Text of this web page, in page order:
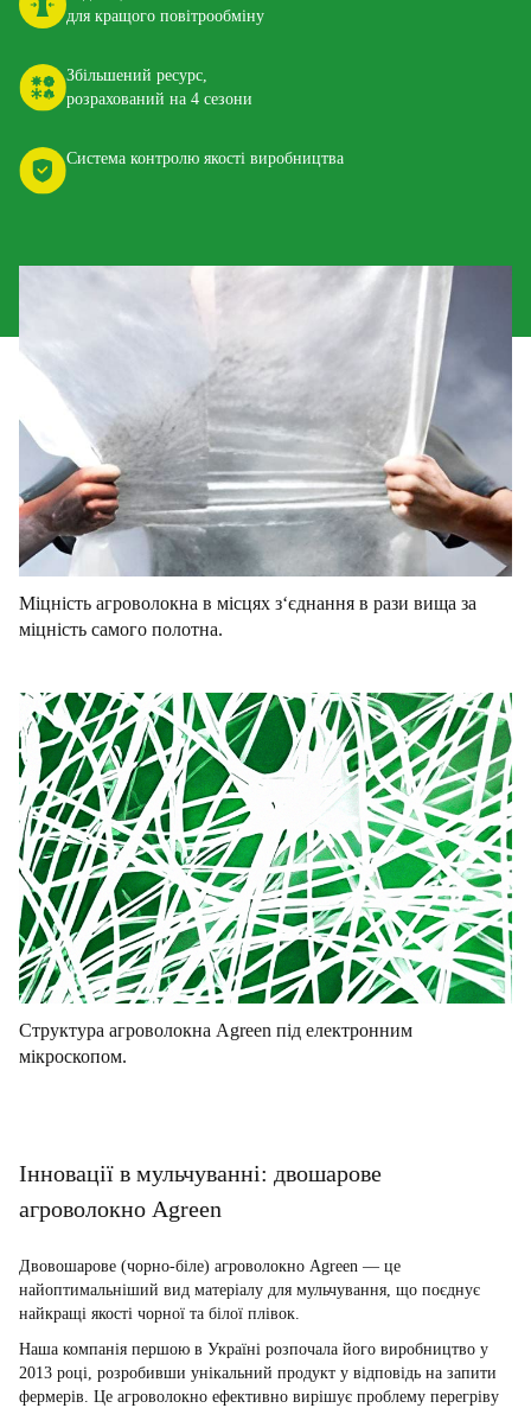
для кращого повітрообміну
Збільшений ресурс,
розрахований на 4 сезони
Система контролю якості виробництва
Міцність агроволокна в місцях з‘єднання в рази вища за
міцність самого полотна.
Структура агроволокна Agreen під електронним
мікроскопом.
Інновації в мульчуванні: двошарове
агроволокно Agreen
Двовошарове (чорно-біле) агроволокно Agreen — це
найоптимальніший вид матеріалу для мульчування, що поєднує
найкращі якості чорної та білої плівок.
Наша компанія першою в Україні розпочала його виробництво у
2013 році, розробивши унікальний продукт у відповідь на запити
фермерів. Це агроволокно ефективно вирішує проблему перегріву